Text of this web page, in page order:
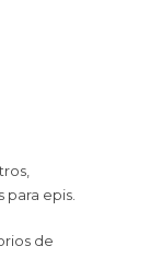
epis.
de